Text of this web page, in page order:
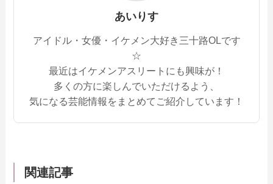
あいりす
アイドル・女優・イケメン大好き三十路OLです
☆
最近はイケメンアスリートにも興味が！
多くの方に楽しんでいただけるよう、
気になる芸能情報をまとめてご紹介しています！
関連記事